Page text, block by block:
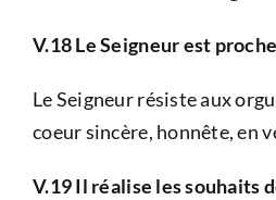
V.18 Le Seigneur est
Le Seigneur résiste aux
coeur sincère, honnête, en
V.19 Il réalise les souhaits